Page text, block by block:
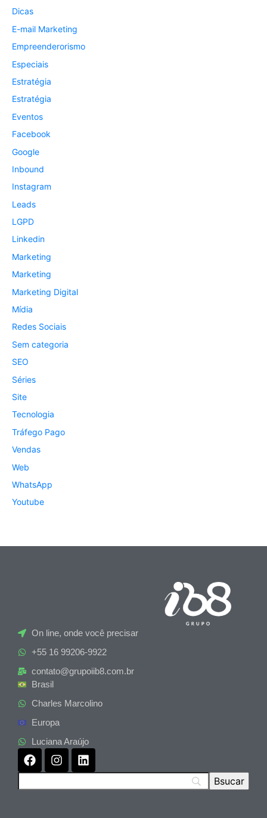
Dicas
E-mail Marketing
Empreenderorismo
Especiais
Estratégia
Estratégia
Eventos
Facebook
Google
Inbound
Instagram
Leads
LGPD
Linkedin
Marketing
Marketing
Marketing Digital
Mídia
Redes Sociais
Sem categoria
SEO
Séries
Site
Tecnologia
Tráfego Pago
Vendas
Web
WhatsApp
Youtube
On line, onde você precisar
+55 16 99206-9922
contato@grupoiib8.com.br
Brasil
Charles Marcolino
Europa
Luciana Araújo